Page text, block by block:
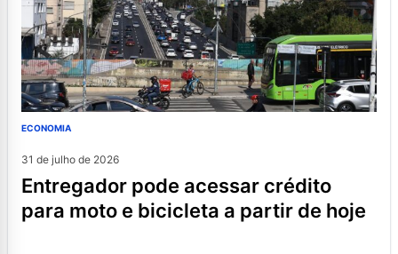
ECONOMIA
31 de julho de 2026
entregador pode acessar crédito
para moto e bicicleta a partir de hoje